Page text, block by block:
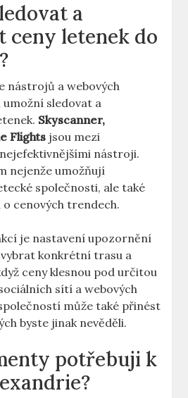
a
ceny letenek do
nástrojů a webových
sledovat a
Skyscanner,
Flights jsou mezi
nástroji.
nejenže umožňují
společnosti, ale také
cenových trendech.
je nastavení upozornění
vybrat konkrétní trasu a
ceny klesnou pod určitou
sítí a webových
může také přinést
byste jinak nevěděli.
potřebuji k